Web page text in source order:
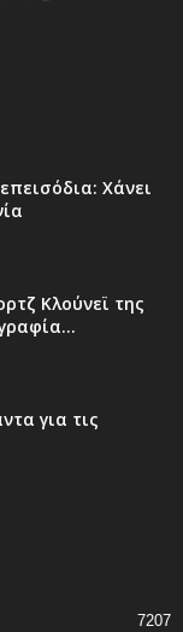
Χάνει
Κλούνεϊ της
για τις
7207